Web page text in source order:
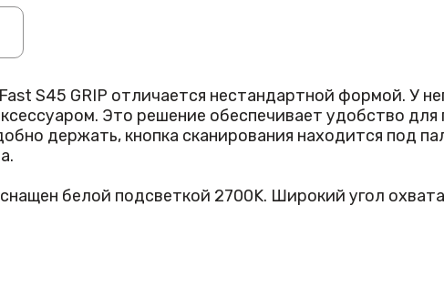
S45 GRIP отличается нестандартной формой. У
Это решение обеспечивает удобство для
держать, кнопка сканирования находится под
белой подсветкой 2700K. Широкий угол охвата
распознает все популярные форматы штрихкодов,